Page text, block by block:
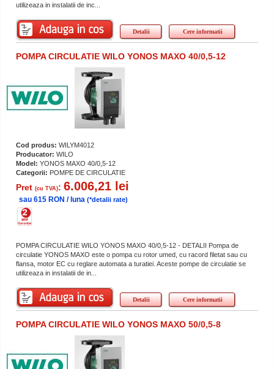
utilizeaza in instalatii de inc...
Detalii Cere informatii
POMPA CIRCULATIE WILO YONOS MAXO 40/0,5-12
Cod produs: WILYM4012
Producator: WILO
Model: YONOS MAXO 40/0,5-12
Categorii: POMPE DE CIRCULATIE
Pret (cu TVA): 6.006,21 lei
sau 615 RON / luna (*detalii rate)
POMPA CIRCULATIE WILO YONOS MAXO 40/0,5-12 - DETALII Pompa de
circulatie YONOS MAXO este o pompa cu rotor umed, cu racord filetat sau cu
flansa, motor EC cu reglare automata a turatiei. Aceste pompe de circulatie se
utilizeaza in instalatii de in...
Detalii Cere informatii
POMPA CIRCULATIE WILO YONOS MAXO 50/0,5-8